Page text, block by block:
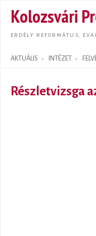
Kolozsvári
ERDÉLY REFORMÁTUS,
AKTUÁLIS INTÉZET
Search form
Részletvizsga